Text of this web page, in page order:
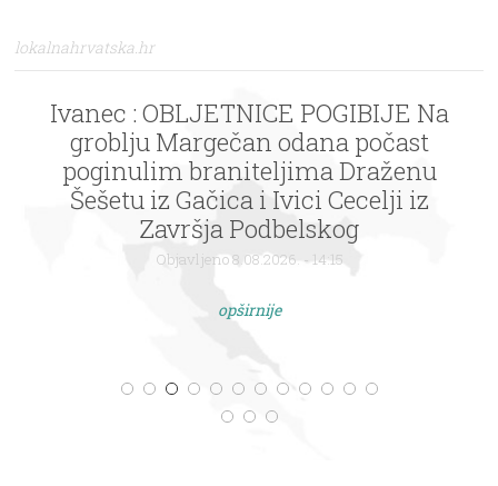
lokalnahrvatska.hr
Ivanec : OBLJETNICE POGIBIJE Na
groblju Margečan odana počast
poginulim braniteljima Draženu
Šešetu iz Gačica i Ivici Cecelji iz
Završja Podbelskog
Objavljeno 8.08.2026. - 14:15
opširnije